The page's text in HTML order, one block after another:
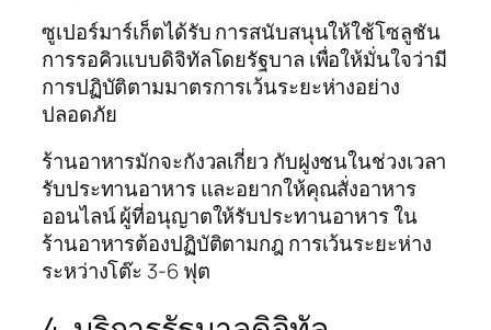
ซูเปอร์มาร์เก็ตได้รับ การสนับสนุนให้ใช้โซลูชัน
การรอคิวแบบดิจิทัลโดยรัฐบาล เพื่อให้มั่นใจว่ามี
การปฏิบัติตามมาตรการเว้นระยะห่างอย่าง
ปลอดภัย
ร้านอาหารมักจะกังวลเกี่ยว กับฝูงชนในช่วงเวลา
รับประทานอาหาร และอยากให้คุณสั่งอาหาร
ออนไลน์ ผู้ที่อนุญาตให้รับประทานอาหาร ใน
ร้านอาหารต้องปฏิบัติตามกฎ การเว้นระยะห่าง
ระหว่างโต๊ะ 3-6 ฟุต